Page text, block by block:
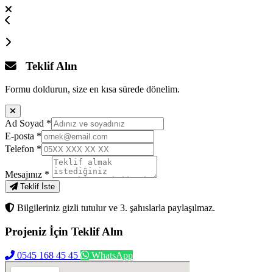
Teklif Alın
Formu doldurun, size en kısa sürede dönelim.
Ad Soyad *
E-posta *
Telefon *
Mesajınız *
Teklif İste
Bilgileriniz gizli tutulur ve 3. şahıslarla paylaşılmaz.
Projeniz İçin Teklif Alın
0545 168 45 45 WhatsApp